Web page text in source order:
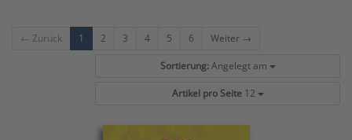
← Zurück 1 2 3 4 5 6 Weiter →
Sortierung: Angelegt am
Artikel pro Seite 12